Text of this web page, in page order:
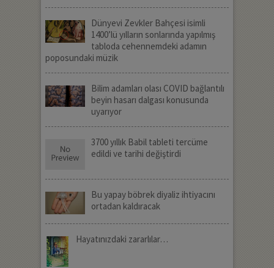
Dünyevi Zevkler Bahçesi isimli
1400’lü yılların sonlarında yapılmış
tabloda cehennemdeki adamın
poposundaki müzik
Bilim adamları olası COVID bağlantılı
beyin hasarı dalgası konusunda
uyarıyor
3700 yıllık Babil tableti tercüme
edildi ve tarihi değiştirdi
Bu yapay böbrek diyaliz ihtiyacını
ortadan kaldıracak
Hayatınızdaki zararlılar…